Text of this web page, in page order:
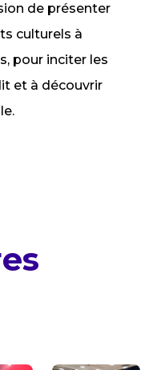
de présenter
culturels à
pour inciter les
et à découvrir